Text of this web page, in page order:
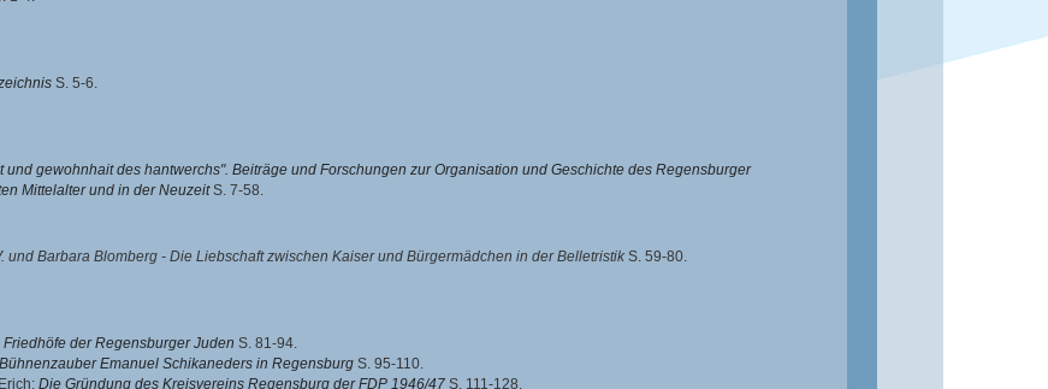
S. 5-6.
und gewohnhait des hantwerchs". Beiträge und Forschungen zur Organisation und Geschichte des Regensburger
Mittelalter und in der NeuzeitS. 7-58.
und Barbara Blomberg - Die Liebschaft zwischen Kaiser und Bürgermädchen in der Belletristik S. 59-80.
der Regensburger Juden S. 81-94.
Bühnenzauber Emanuel Schikaneders in Regensburg S. 95-110.
: Die Gründung des Kreisvereins Regensburg der FDP 1946/47 S. 111-128.